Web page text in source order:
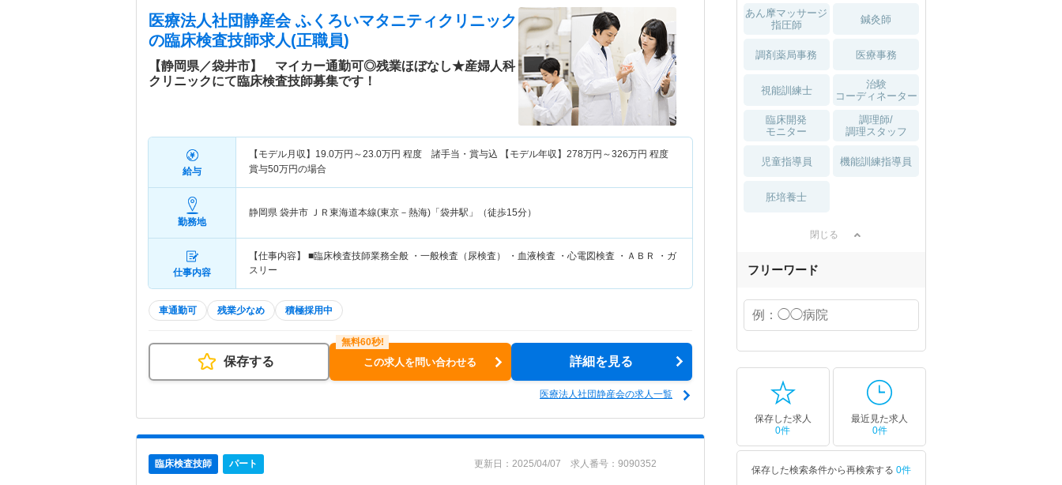
医療法人社団静産会 ふくろいマタニティクリニック
の臨床検査技師求人(正職員)
【静岡県／袋井市】 マイカー通勤可◎残業ほぼなし★産婦人科
クリニックにて臨床検査技師募集です！
給与
【モデル月収】 19.0万円～23.0万円 程度 諸手当・賞与込 【モデル年収】 278万円～326万円 程度
賞与50万円の場合
勤務地
静岡県 袋井市 ＪＲ東海道本線(東京－熱海)「袋井駅」（徒歩15分）
仕事内容
【仕事内容】 ■臨床検査技師業務全般 ・一般検査（尿検査） ・血液検査 ・心電図検査 ・ＡＢＲ ・ガ
スリー
車通勤可 残業少なめ 積極採用中
保存する この求人を問い合わせる 詳細を見る
医療法人社団静産会の求人一覧
臨床検査技師 パート 更新日：2025/04/07 求人番号：9090352
あん摩マッサージ
指圧師
鍼灸師
調剤薬局事務 医療事務
視能訓練士
治験
コーディネーター
臨床開発
モニター
調理師/
調理スタッフ
児童指導員 機能訓練指導員
胚培養士
閉じる
フリーワード
保存した求人
0件
最近見た求人
0件
保存した検索条件から再検索する 0件